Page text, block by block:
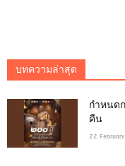
บทความล่าสุด
กำหนด
คืน
22